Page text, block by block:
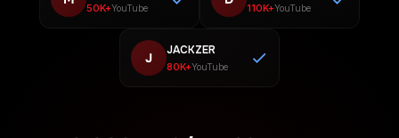
50K+YouTube 110K+YouTube
J JACKZER
80K+YouTube